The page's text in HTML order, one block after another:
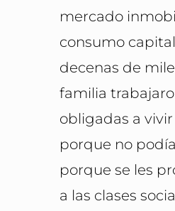
mercado
consumo
decenas de
familia
obligadas a
porque no
porque se les
a las clases